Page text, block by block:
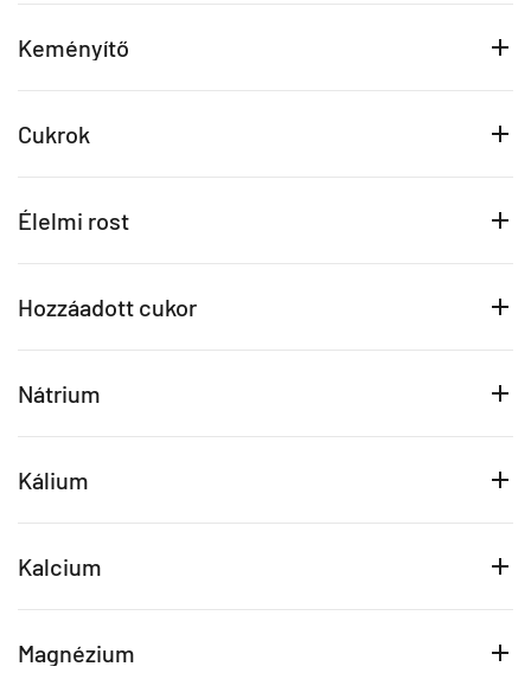
Keményítő
Cukrok
Élelmi rost
Hozzáadott cukor
Nátrium
Kálium
Kalcium
Magnézium